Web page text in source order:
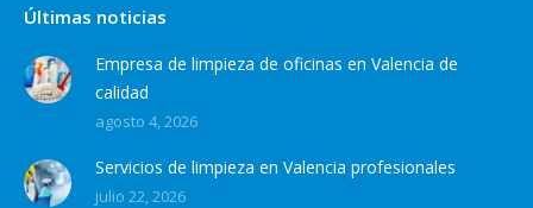
Últimas noticias
Empresa de limpieza de oficinas en Valencia de
calidad
agosto 4, 2026
Servicios de limpieza en Valencia profesionales
julio 22, 2026